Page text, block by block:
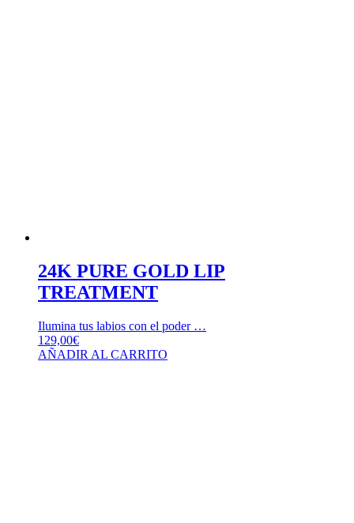
24K PURE GOLD LIP
TREATMENT
Ilumina tus labios con el poder …
129,00€
AÑADIR AL CARRITO